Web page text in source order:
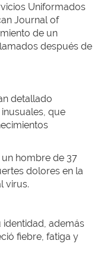
Uniformados
Journal of
de un
después de
detallado
que
hombre de 37
dolores en la
virus.
identidad, además
fiebre, fatiga y